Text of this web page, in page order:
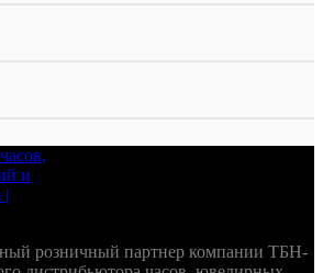
розничный партнер компании ТБН-